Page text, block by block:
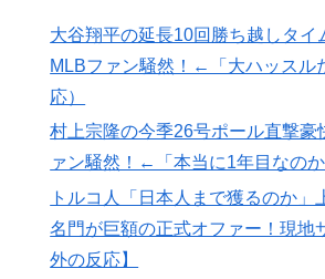
というけど、実際の現地の様子がこ
▶ 韓国人「日本人女性逮捕！ソウルで
ブ振り回し暴れた理由」
トランプ大統領「日本ほど奇襲を知
時なぜ知らせなかったのか」…目を
相＝韓国の反応
▶ 外国人「アジア杯で優勝するんだ」
ト1入りに現実味!?2030大会で出場枠
大谷翔平の延長10回勝ち越しタイ
MLBファン騒然！←「大ハッスル
応）
村上宗隆の今季26号ポール直撃豪
ァン騒然！←「本当に1年目なのか
トルコ人「日本人まで獲るのか」
名門が巨額の正式オファー！現地
外の反応】